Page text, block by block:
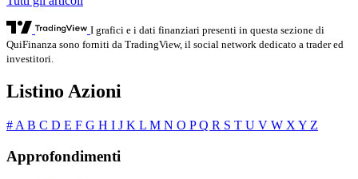
I grafici e i dati finanziari presenti in questa sezione di
QuiFinanza sono forniti da TradingView, il social network dedicato a trader ed
investitori.
Listino Azioni
# A B C D E F G H I J K L M N O PQ R S T U V W X Y Z
Approfondimenti